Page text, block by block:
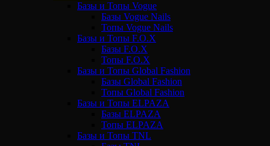
Базы и Топы Vogue
Базы Vogue Nails
Топы Vogue Nails
Базы и Топы F.O.X
Базы F.O.X
Топы F.O.X
Базы и Топы Global Fashion
Базы Global Fashion
Топы Global Fashion
Базы и Топы ELPAZA
Базы ELPAZA
Топы ELPAZA
Базы и Топы TNL